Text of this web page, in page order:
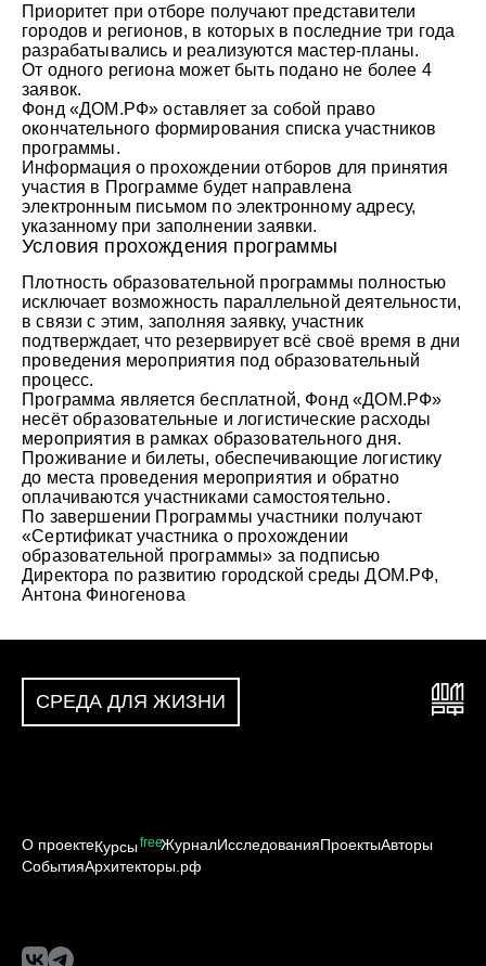
Приоритет при отборе получают представители
городов и регионов, в которых в последние три года
разрабатывались и реализуются мастер-планы.
От одного региона может быть подано не более 4
заявок.
Фонд «ДОМ.РФ» оставляет за собой право
окончательного формирования списка участников
программы.
Информация о прохождении отборов для принятия
участия в Программе будет направлена
электронным письмом по электронному адресу,
указанному при заполнении заявки.
Условия прохождения программы
Плотность образовательной программы полностью
исключает возможность параллельной деятельности,
в связи с этим, заполняя заявку, участник
подтверждает, что резервирует всё своё время в дни
проведения мероприятия под образовательный
процесс.
Программа является бесплатной, Фонд «ДОМ.РФ»
несёт образовательные и логистические расходы
мероприятия в рамках образовательного дня.
Проживание и билеты, обеспечивающие логистику
до места проведения мероприятия и обратно
оплачиваются участниками самостоятельно.
По завершении Программы участники получают
«Сертификат участника о прохождении
образовательной программы» за подписью
Директора по развитию городской среды ДОМ.РФ,
Антона Финогенова
СРЕДА ДЛЯ ЖИЗНИ
О проектеКурсыfreeЖурналИсследованияПроектыАвторы
СобытияАрхитекторы.рф